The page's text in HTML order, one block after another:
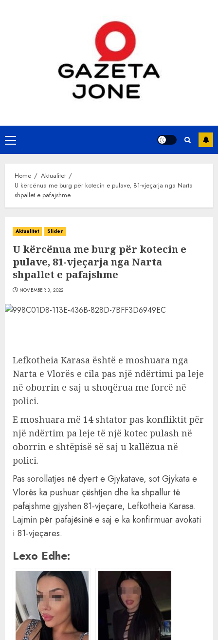
Primary
Menu
Home
Aktualitet
U kërcënua me burg për kotecin e pulave, 81-vjeçarja nga Narta
shpallet e pafajshme
Aktualitet Slider
U kërcënua me burg për kotecin e
pulave, 81-vjeçarja nga Narta
shpallet e pafajshme
NOVEMBER 3, 2022
Lefkotheia Karasa është e moshuara nga
Narta e Vlorës e cila pas një ndërtimi pa leje
në oborrin e saj u shoqërua me forcë në
polici.
E moshuara më 14 shtator pas konfliktit për
një ndërtim pa leje të një kotec pulash në
oborrin e shtëpisë së saj u kallëzua në
polici.
Pas sorollatjes në dyert e Gjykatave, sot Gjykata e
Vlorës ka pushuar çështjen dhe ka shpallur të
pafajshme gjyshen 81-vjeçare, Lefkotheia Karasa.
Lajmin për pafajësinë e saj e ka konfirmuar avokati
i 81-vjeçares.
Lexo Edhe: